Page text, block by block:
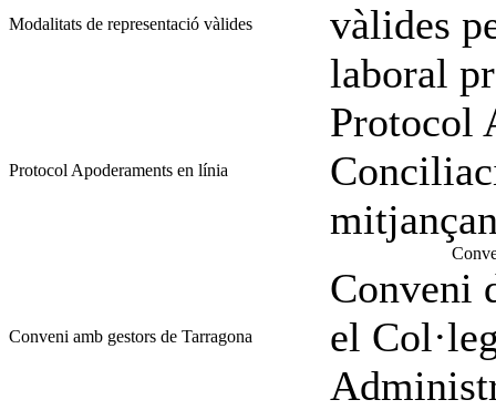
Modalitats de representació vàlides
vàlides
laboral
Protocol Apoderaments en línia
Protocol
Conveni amb gestors de Tarragona
Conveni
el